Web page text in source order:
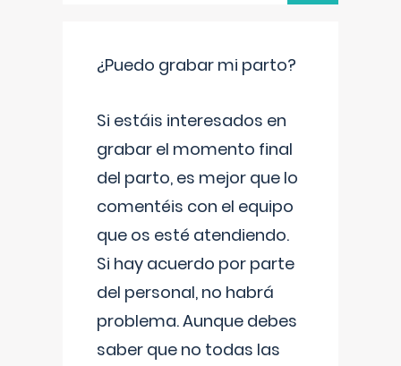
¿Puedo grabar mi parto?
Si estáis interesados en
grabar el momento final
del parto, es mejor que lo
comentéis con el equipo
que os esté atendiendo.
Si hay acuerdo por parte
del personal, no habrá
problema. Aunque debes
saber que no todas las